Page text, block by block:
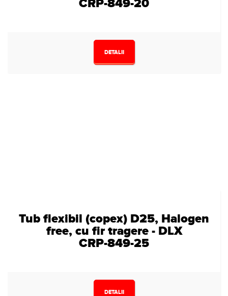
CRP-849-20
DETALII
Tub flexibil (copex) D25, Halogen
free, cu fir tragere - DLX
CRP-849-25
DETALII